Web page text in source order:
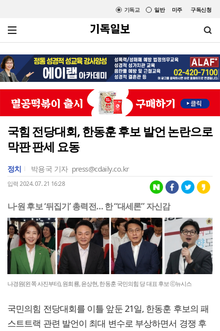
미주 구독신청
일반
기독교
국힘 전당대회, 한동훈 후보 발언 논란으로
막판 판세 요동
정치 박용국 기자 press@cdaily.co.kr
입력 2024. 07. 21 16:28
나·원 후보 ‘뒤집기’ 총력전… 한 “대세론” 자신감
나경원(왼쪽 사진부터), 원희룡, 윤상현, 한동훈 국민의힘 당 대표 후보 ⓒ뉴시스
국민의힘 전당대회를 이틀 앞둔 21일, 한동훈 후보의 패
스트트랙 관련 발언이 최대 변수로 부상하면서 경쟁 후